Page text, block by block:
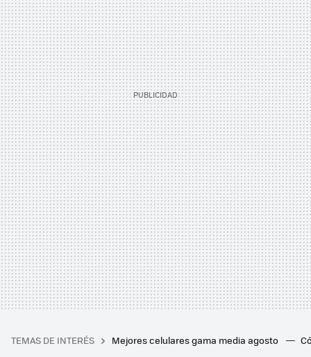
TEMAS DE INTERÉS Mejores celulares gama media agosto